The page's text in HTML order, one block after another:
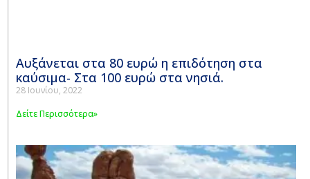
Αυξάνεται στα 80 ευρώ η επιδότηση στα
καύσιμα- Στα 100 ευρώ στα νησιά.
28 Ιουνίου, 2022
Δείτε Περισσότερα»